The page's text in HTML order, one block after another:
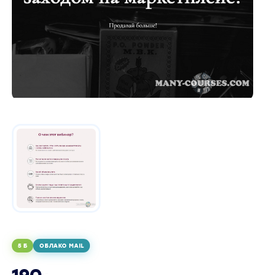
5 Б ОБЛАКО MAIL